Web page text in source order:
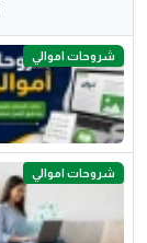
شروحات اموالي
شروحات اموالي